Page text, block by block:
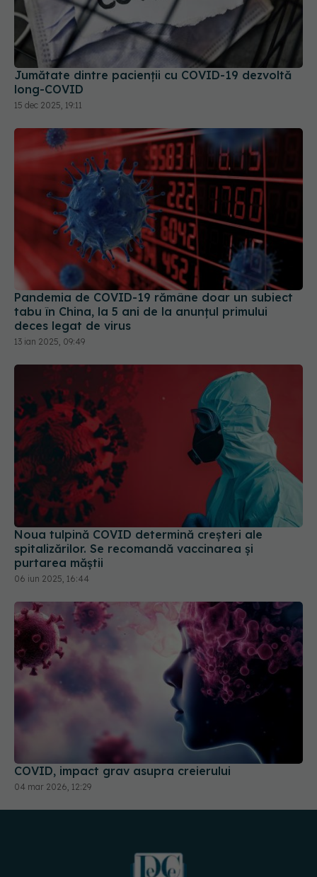
Jumătate dintre pacienții cu COVID-19 dezvoltă
long-COVID
15 dec 2025, 19:11
Pandemia de COVID-19 rămâne doar un subiect
tabu în China, la 5 ani de la anunțul primului
deces legat de virus
13 ian 2025, 09:49
Noua tulpină COVID determină creșteri ale
spitalizărilor. Se recomandă vaccinarea și
purtarea măștii
06 iun 2025, 16:44
COVID, impact grav asupra creierului
URMĂREȘTE-NE PE: